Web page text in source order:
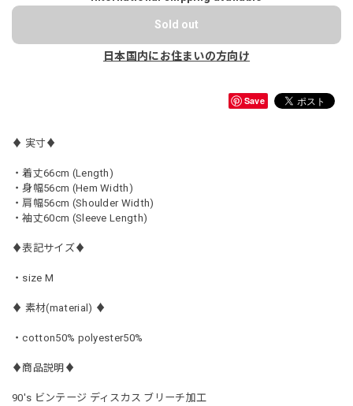
Sold out
日本国内にお住まいの方向け
Save
♦︎ 実寸♦︎
・着丈66cm (Length)
・身幅56cm (Hem Width)
・肩幅56cm (Shoulder Width)
・袖丈60cm (Sleeve Length)
♦︎表記サイズ♦︎
・size M
♦︎ 素材(material) ♦︎
・cotton50% polyester50%
♦︎商品説明♦︎
90's ビンテージ ディスカス ブリーチ加工